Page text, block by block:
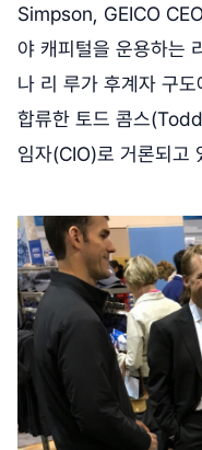
Simpson, GEICO
야 캐피털을 운용하는
나 리 루가 후계자 구
합류한 토드 콤스
임자(CIO)로 거론되고